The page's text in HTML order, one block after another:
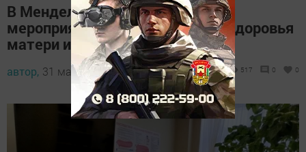
В Менделеевской ЦРБ проходят
мероприятия в рамках Недели здоровья
матери и ребенка
автор, 31 марта 2026 - 15:42 517 0 0